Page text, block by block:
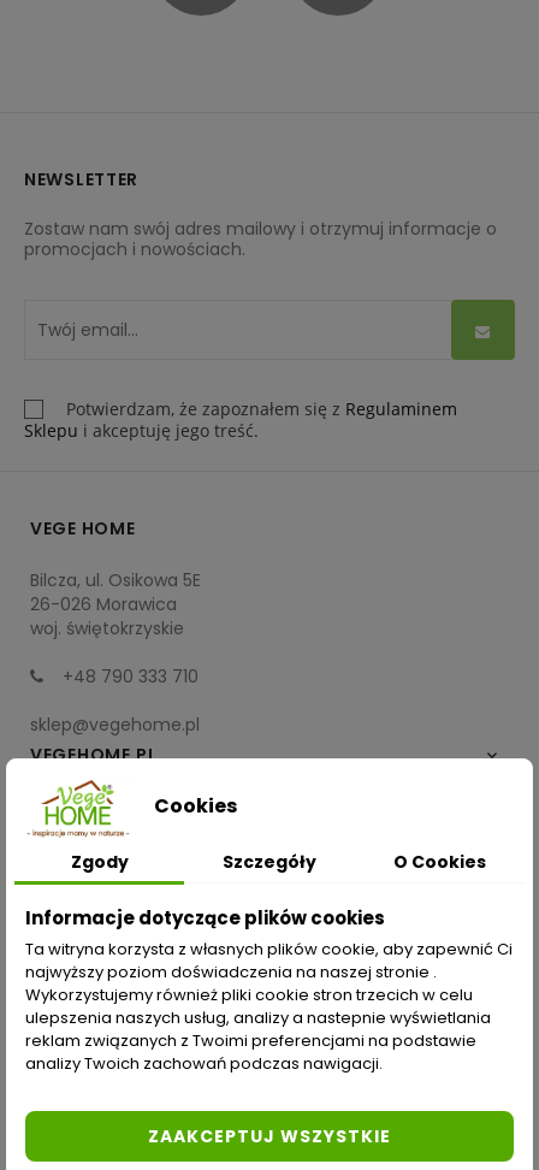
zadowolić nawet najbardziej wymagających użytkowników.
skłonnościami do alergii. Wierzchnia warstwa wszystkich
materacy jest przeznaczona do kontaktu z wrażliwą skórą
– nie powoduje podrażnień i otarć. Jeśli zaś nasz stary
możemy zastosować
NEWSLETTER
Zostaw nam swój adres mailowy i otrzymuj informacje o
promocjach i nowościach.
Potwierdzam, że zapoznałem się z Regulaminem
Sklepu i akceptuję jego treść.
VEGE HOME
Bilcza, ul. Osikowa 5E
26-026 Morawica
woj. świętokrzyskie
+48 790 333 710
sklep@vegehome.pl
VEGEHOME.PL

INFORMACJE
ZAKUPY
Moje konto
Opcje dostawy
Metody płatności
Cookies
Zgody Szczegóły O Cookies
Informacje dotyczące plików cookies
Ta witryna korzysta z własnych plików cookie, aby zapewnić Ci
najwyższy poziom doświadczenia na naszej stronie .
Wykorzystujemy również pliki cookie stron trzecich w celu
ulepszenia naszych usług, analizy a nastepnie wyświetlania
reklam związanych z Twoimi preferencjami na podstawie
analizy Twoich zachowań podczas nawigacji.
ZAAKCEPTUJ WSZYSTKIE
Odstąp od umowy tutaj